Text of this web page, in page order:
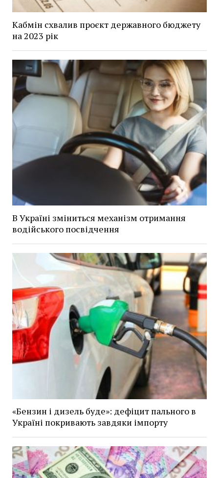
Кабмін схвалив проєкт державного бюджету
на 2023 рік
В Україні зміниться механізм отримання
водійського посвідчення
«Бензин і дизель буде»: дефіцит пального в
Україні покривають завдяки імпорту